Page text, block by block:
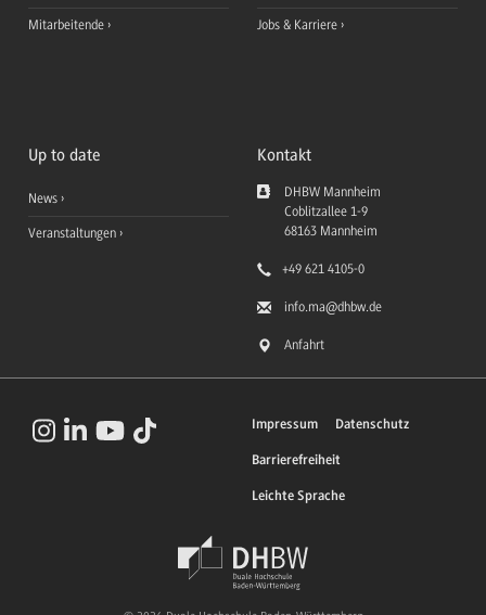
Mitarbeitende Jobs & Karriere
Up to date
News
Veranstaltungen
Kontakt
DHBW Mannheim
Coblitzallee 1-9
68163 Mannheim
+49 621 4105-0
info.ma@dhbw.de
Anfahrt
Impressum Datenschutz
Barrierefreiheit
Leichte Sprache